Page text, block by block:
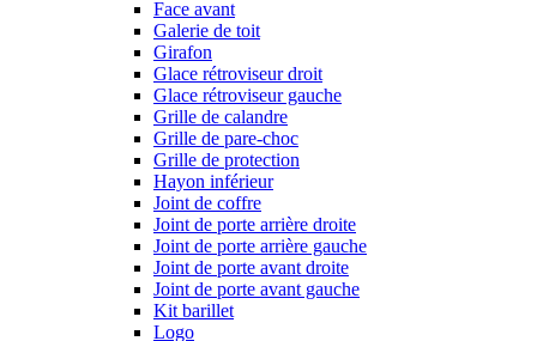
Face avant
Galerie de toit
Girafon
Glace rétroviseur droit
Glace rétroviseur gauche
Grille de calandre
Grille de pare-choc
Grille de protection
Hayon inférieur
Joint de coffre
Joint de porte arrière droite
Joint de porte arrière gauche
Joint de porte avant droite
Joint de porte avant gauche
Kit barillet
Logo